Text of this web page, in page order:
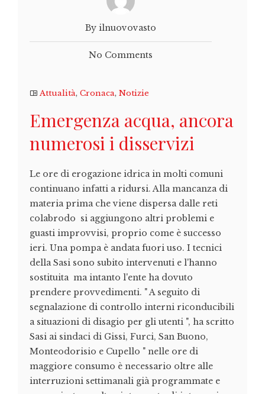
By ilnuovovasto
No Comments
Attualità, Cronaca, Notizie
Emergenza acqua, ancora
numerosi i disservizi
Le ore di erogazione idrica in molti comuni
continuano infatti a ridursi. Alla mancanza di
materia prima che viene dispersa dalle reti
colabrodo si aggiungono altri problemi e
guasti improvvisi, proprio come è successo
ieri. Una pompa è andata fuori uso. I tecnici
della Sasi sono subito intervenuti e l'hanno
sostituita ma intanto l'ente ha dovuto
prendere provvedimenti. " A seguito di
segnalazione di controllo interni riconducibili
a situazioni di disagio per gli utenti ", ha scritto
Sasi ai sindaci di Gissi, Furci, San Buono,
Monteodorisio e Cupello " nelle ore di
maggiore consumo è necessario oltre alle
interruzioni settimanali già programmate e